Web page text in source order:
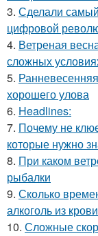
3. Сделали
цифровой
4. Ветреная
сложных
5.
хорошего улова
6. Headlines:
7. Почему не
которые нужно
8. При каком
рыбалки
9. Сколько
алкоголь из крови
10. Сложные